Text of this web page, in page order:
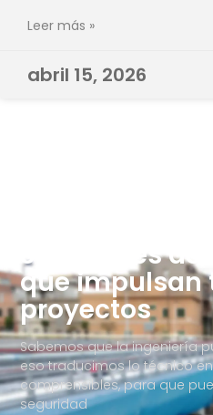
Leer más »
abril 15, 2026
Soluciones
que impulsan
proyectos
Sabemos que la ingeniería
eso traducimos lo técnico
comprensibles, para que
seguridad